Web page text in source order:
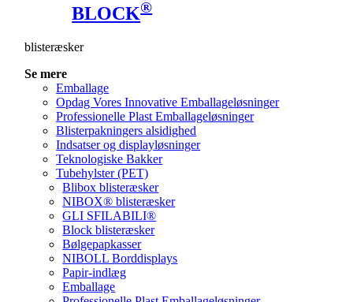
BLOCK®
blisteræsker
Se mere
Emballage
Opdag Vores Innovative Emballageløsninger
Professionelle Plast Emballageløsninger
Blisterpakningers alsidighed
Indsatser og displayløsninger
Teknologiske Bakker
Tubehylster (PET)
Blibox blisteræsker
NIBOX® blisteræsker
GLI SFILABILI®
Block blisteræsker
Bølgepapkasser
NIBOLL Borddisplays
Papir-indlæg
Emballage